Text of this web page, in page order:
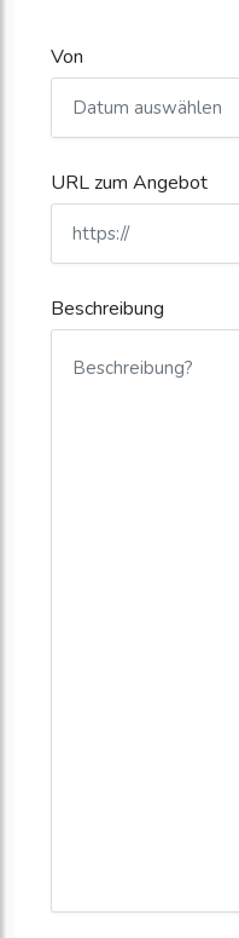
Von
URL zum Angebot
Beschreibung